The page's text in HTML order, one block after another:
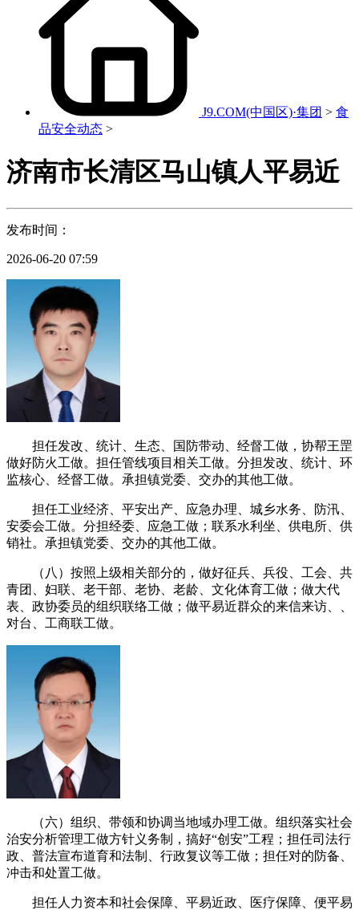
J9.COM(中国区)·集团 > 食
品安全动态 >
济南市长清区马山镇人平易近
发布时间：
2026-06-20 07:59
担任发改、统计、生态、国防带动、经督工做，协帮王罡
做好防火工做。担任管线项目相关工做。分担发改、统计、环
监核心、经督工做。承担镇党委、交办的其他工做。
担任工业经济、平安出产、应急办理、城乡水务、防汛、
安委会工做。分担经委、应急工做；联系水利坐、供电所、供
销社。承担镇党委、交办的其他工做。
（八）按照上级相关部分的，做好征兵、兵役、工会、共
青团、妇联、老干部、老协、老龄、文化体育工做；做大代
表、政协委员的组织联络工做；做平易近群众的来信来访、、
对台、工商联工做。
（六）组织、带领和协调当地域办理工做。组织落实社会
治安分析管理工做方针义务制，搞好“创安”工程；担任司法行
政、普法宣布道育和法制、行政复议等工做；担任对的防备、
冲击和处置工做。
担任人力资本和社会保障、平易近政、医疗保障、便平易